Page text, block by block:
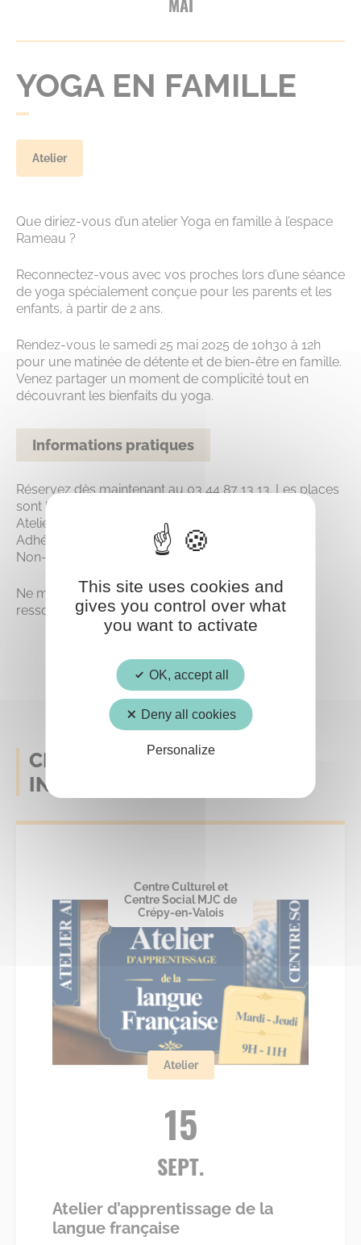
MAI
YOGA EN FAMILLE
Atelier
Que diriez-vous d’un atelier Yoga en famille à l’espace
Rameau ?
Reconnectez-vous avec vos proches lors d’une séance
de yoga spécialement conçue pour les parents et les
enfants, à partir de 2 ans.
Rendez-vous le samedi 25 mai 2025 de 10h30 à 12h
pour une matinée de détente et de bien-être en famille.
Venez partager un moment de complicité tout en
découvrant les bienfaits du yoga.
Informations pratiques
Réservez dès maintenant au 03 44 87 13 13. Les places
sont limitées !
Atelier ouvert à tous, membres ou non de la MJC.
Adhérents : 5€ par parent et par enfant.
Non-adhérents : 7€ par parent et par enfant.
Ne manquez pas cette occasion unique de vous
ressourcer en famille !
CELA POURRAIT AUSSI VOUS
INTERESSER
Centre Culturel et
Centre Social MJC de
Crépy-en-Valois
Atelier
15
SEPT.
Atelier d’apprentissage de la
langue française
This site uses cookies and
gives you control over what
you want to activate
OK, accept all
Deny all cookies
Personalize